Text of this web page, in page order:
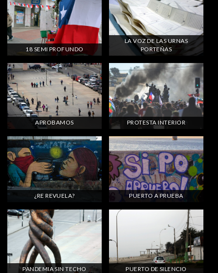
18 SEMI PROFUNDO
LA VOZ DE LAS URNAS
PORTEÑAS
APROBAMOS PROTESTA INTERIOR
¿RE REVUELA? PUERTO A PRUEBA
PANDEMIA SIN TECHO PUERTO DE SILENCIO